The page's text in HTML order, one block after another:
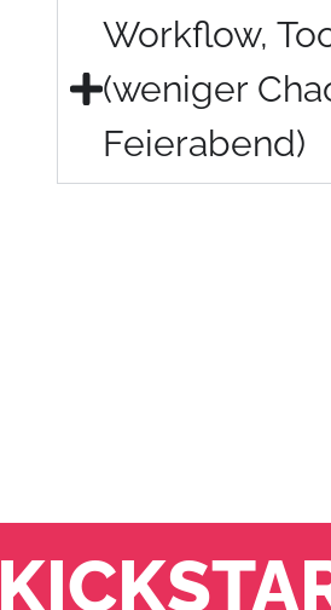
Workflow,
(weniger
Feierabend)